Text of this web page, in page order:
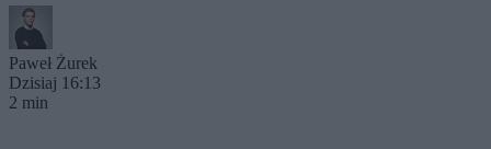
Paweł Żurek
Dzisiaj 16:13
2 min